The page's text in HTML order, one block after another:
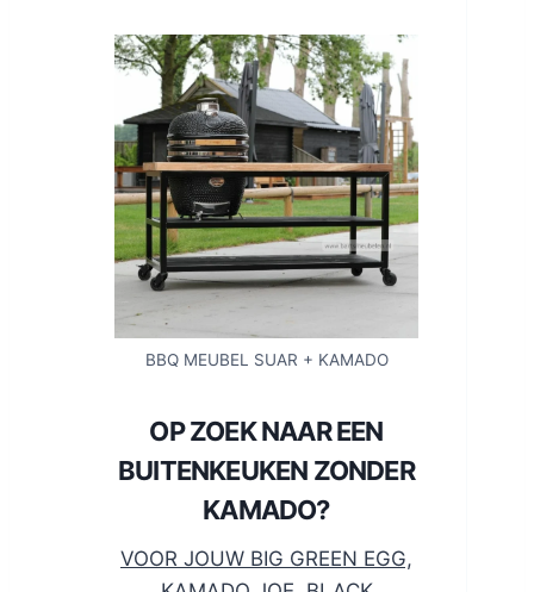
BBQ MEUBEL SUAR + KAMADO
OP ZOEK NAAR EEN
BUITENKEUKEN ZONDER
KAMADO?
VOOR JOUW BIG GREEN EGG,